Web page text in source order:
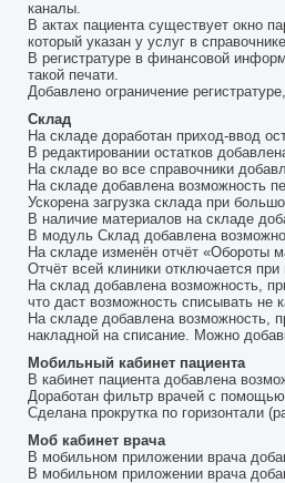
каналы.
В актах пациента существует окно
который указан у услуг в
В регистратуре в финансовой
такой печати.
Добавлено ограничение
Склад
На складе доработан приход-ввод
В редактировании остатков
На складе во все справочники
На складе добавлена возможность
Ускорена загрузка склада при
В наличие материалов на складе
В модуль Склад добавлена
На складе изменён отчёт «Обороты
Отчёт всей клиники отключается
На склад добавлена возможность,
что даст возможность списывать не
На складе добавлена возможность,
накладной на списание. Можно
Мобильный кабинет пациента
В кабинет пациента добавлена
Доработан фильтр врачей с
Сделана прокрутка по горизонтали
Моб кабинет врача
В мобильном приложении врача
В мобильном приложении врача